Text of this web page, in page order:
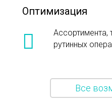
Оптимизация
Ассортимента,
рутинных
Все